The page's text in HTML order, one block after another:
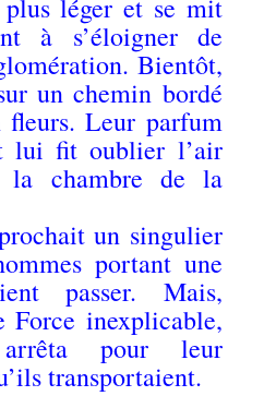
léger et se mit
à s’éloigner de
Bientôt,
un chemin bordé
fleurs. Leur parfum
lui fit oublier l’air
la chambre de la
un singulier
portant une
passer. Mais,
Force inexplicable,
pour leur
transportaient.